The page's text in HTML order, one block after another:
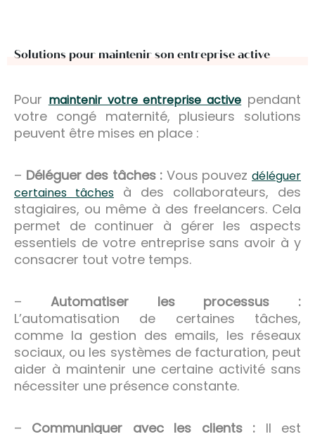
Solutions pour maintenir son entreprise active
Pour maintenir votre entreprise active pendant
votre congé maternité, plusieurs solutions
peuvent être mises en place :
– Déléguer des tâches : Vous pouvezdéléguer
certaines tâches à des collaborateurs, des
stagiaires, ou même à des freelancers. Cela
permet de continuer à gérer les aspects
essentiels de votre entreprise sans avoir à y
consacrer tout votre temps.
– Automatiser les processus :
L’automatisation de certaines tâches,
comme la gestion des emails, les réseaux
sociaux, ou les systèmes de facturation, peut
aider à maintenir une certaine activité sans
nécessiter une présence constante.
– Communiquer avec les clients : Il est